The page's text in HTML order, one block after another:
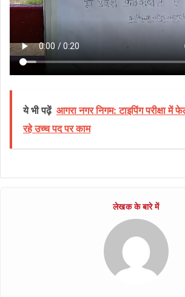
ये भी पढ़ें आगरा नगर निगम: टाइपिंग परीक्षा में
रहे उच्च पद पर काम